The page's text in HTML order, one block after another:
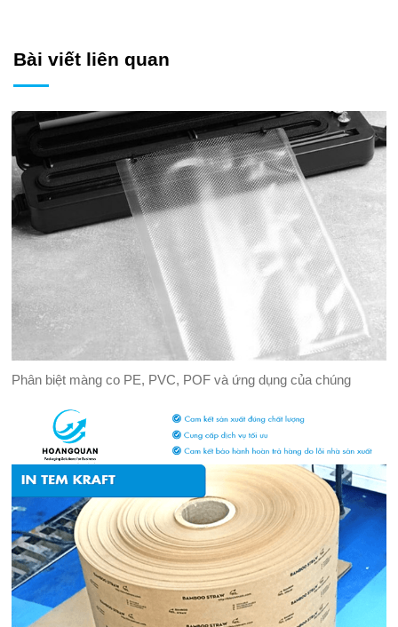
Bài viết liên quan
Phân biệt màng co PE, PVC, POF và ứng dụng của chúng